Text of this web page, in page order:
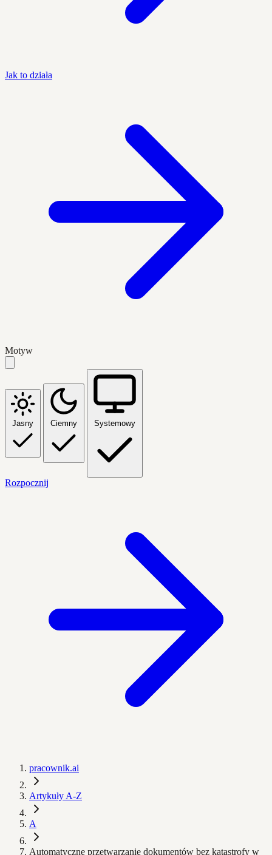
Jak to działa
Motyw
Jasny Ciemny Systemowy
Rozpocznij
pracownik.ai
Artykuły A-Z
A
Automatyczne przetwarzanie dokumentów bez katastrofy w